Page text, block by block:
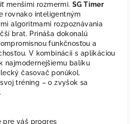
menšími rozmermi. SG Timer
rovnako inteligentným
algoritmami rozpoznávania
brat. Prináša dokonalú
funkčnosťou a
V kombinácii s aplikáciou
najmodernejšiemu balíku
časovač ponúkol.
tréning – o zvyšok sa
pre váš progres